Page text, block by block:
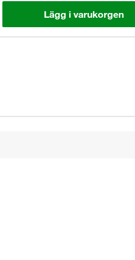
Lägg i varukorgen